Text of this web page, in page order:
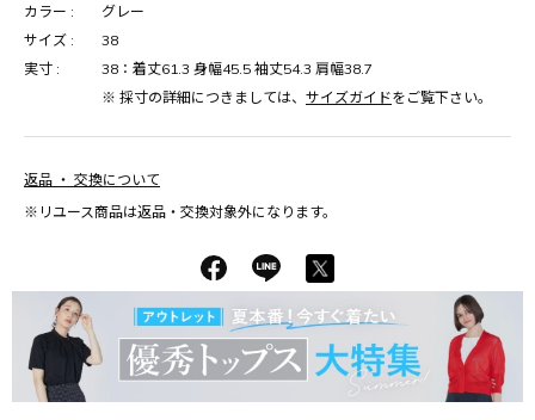
カラー :
グレー
サイズ :
38
実寸 :
38：着丈61.3 身幅45.5 袖丈54.3 肩幅38.7
※ 採寸の詳細につきましては、 サイズガイドをご覧下さい。
返品 ・ 交換について
※リユース商品は返品・交換対象外になります。